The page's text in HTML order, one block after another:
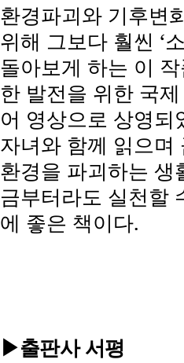
환경파괴와 기후변
위해 그보다 훨씬 ‘
돌아보게 하는 이
한 발전을 위한 국
어 영상으로 상영되
자녀와 함께 읽으며
환경을 파괴하는
금부터라도 실천할
에 좋은 책이다.
▶출판사 서평